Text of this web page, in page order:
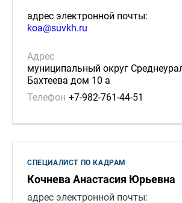
адрес электронной почты:
koa@suvkh.ru
Адрес
муниципальный округ
Бахтеева дом 10 а
Телефон +7-982-761-44-51
СПЕЦИАЛИСТ ПО КАДРАМ
Кочнева Анастасия Юрьевна
адрес электронной почты: